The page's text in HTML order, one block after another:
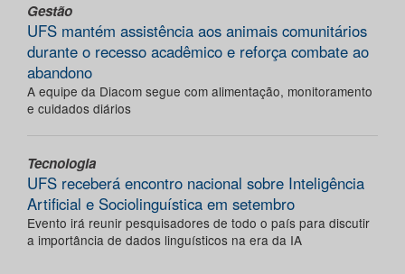
Gestão
UFS mantém assistência aos animais comunitários
durante o recesso acadêmico e reforça combate ao
abandono
A equipe da Diacom segue com alimentação, monitoramento
e cuidados diários
Tecnologia
UFS receberá encontro nacional sobre Inteligência
Artificial e Sociolinguística em setembro
Evento irá reunir pesquisadores de todo o país para discutir
a importância de dados linguísticos na era da IA